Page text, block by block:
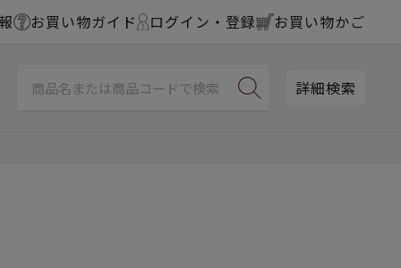
お買い物ガイド ログイン・登録 お買い物かご
詳細検索